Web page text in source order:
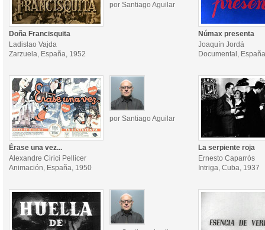
por Santiago Aguilar
Doña Francisquita
Ladislao Vajda
Zarzuela, España, 1952
Númax presenta
Joaquín Jordá
Documental,
por Santiago Aguilar
Érase una vez...
Alexandre Cirici Pellicer
Animación, España, 1950
La serpiente roja
Ernesto Caparrós
Intriga, Cuba, 1937